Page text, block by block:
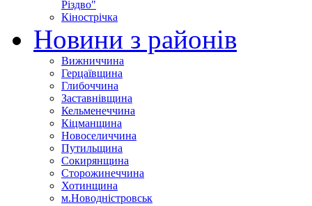
Різдво"
Кінострічка
Новини з районів
Вижниччина
Герцаївщина
Глибоччина
Заставнівщина
Кельменеччина
Кіцманщина
Новоселиччина
Путильщина
Сокирянщина
Сторожинеччина
Хотинщина
м.Новодністровськ